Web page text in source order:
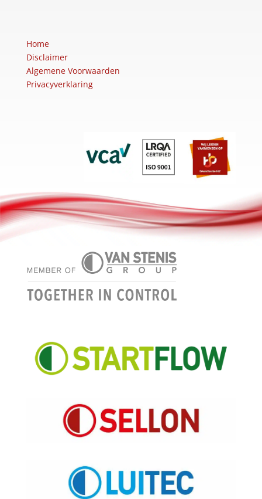
Home
Disclaimer
Algemene Voorwaarden
Privacyverklaring